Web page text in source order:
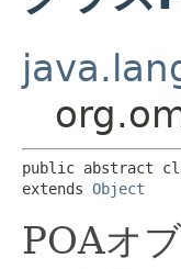
public abstract
extends Object
POAオ